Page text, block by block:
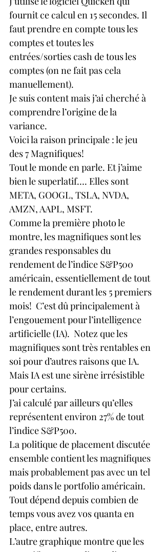
fournit ce calcul en 15 secondes. Il
faut prendre en compte tous les
comptes et toutes les
entrées/sorties cash de tous les
comptes (on ne fait pas cela
manuellement).
Je suis content mais j’ai cherché à
comprendre l’origine de la
variance.
Voici la raison principale : le jeu
des 7 Magnifiques!
Tout le monde en parle. Et j’aime
bien le superlatif…. Elles sont
META, GOOGL, TSLA, NVDA,
AMZN, AAPL, MSFT.
Comme la première photo le
montre, les magnifiques sont les
grandes responsables du
rendement de l’indice S&P500
américain, essentiellement de tout
le rendement durant les 5 premiers
mois!  C’est dû principalement à
l’engouement pour l’intelligence
artificielle (IA).  Notez que les
magnifiques sont très rentables en
soi pour d’autres raisons que IA.
Mais IA est une sirène irrésistible
pour certains.
J’ai calculé par ailleurs qu’elles
représentent environ 27% de tout
l’indice S&P500.
La politique de placement discutée
ensemble contient les magnifiques
mais probablement pas avec un tel
poids dans le portfolio américain.
Tout dépend depuis combien de
temps vous avez vos quanta en
place, entre autres.
L’autre graphique montre que les